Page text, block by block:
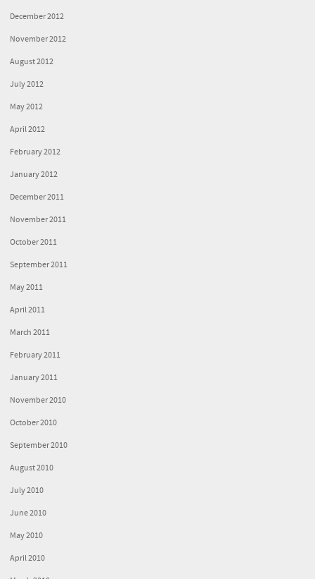
December 2012
November 2012
August 2012
July 2012
May 2012
April 2012
February 2012
January 2012
December 2011
November 2011
October 2011
September 2011
May 2011
April 2011
March 2011
February 2011
January 2011
November 2010
October 2010
September 2010
August 2010
July 2010
June 2010
May 2010
April 2010